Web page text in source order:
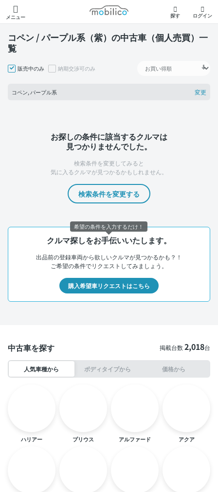
メニュー
モビリコ
探す ログイン
コペン / パープル系（紫）の中古車（個人売買）一
覧
販売中のみ 納期交渉可のみ
コペン, パープル系 変更
お探しの条件に該当するクルマは
見つかりませんでした。
検索条件を変更してみると
気に入るクルマが見つかるかもしれません。
検索条件を変更する
クルマ探しをお手伝いいたします。
出品前の登録車両から欲しいクルマが見つかるかも？！
ご希望の条件でリクエストしてみましょう。
購入希望車リクエストはこちら
中古車を探す 掲載台数2,018台
人気車種から ボディタイプから 価格から
ハリアー プリウス アルファード アクア
希望の条件を入力するだけ！